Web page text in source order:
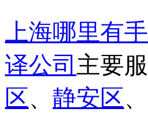
上海哪里有
译公司 主要
区、 静安区、